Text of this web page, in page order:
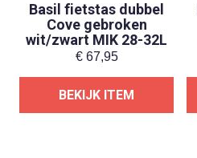
Basil fietstas dubbel
Cove gebroken
wit/zwart MIK 28-32L
€67,95
BEKIJK ITEM